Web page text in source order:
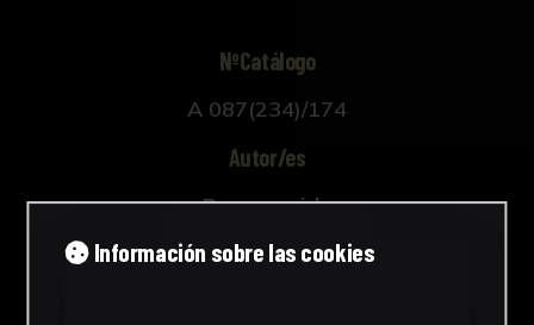
NºCatálogo
A 087(234)/174
Autor/es
Desconocido
Tipología
Información sobre las cookies